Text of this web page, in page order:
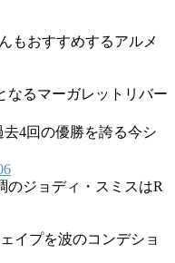
もおすすめするアルメ
なるマーガレットリバー
4回の優勝を誇る今シ
のジョディ・スミスはR
イプを波のコンデショ